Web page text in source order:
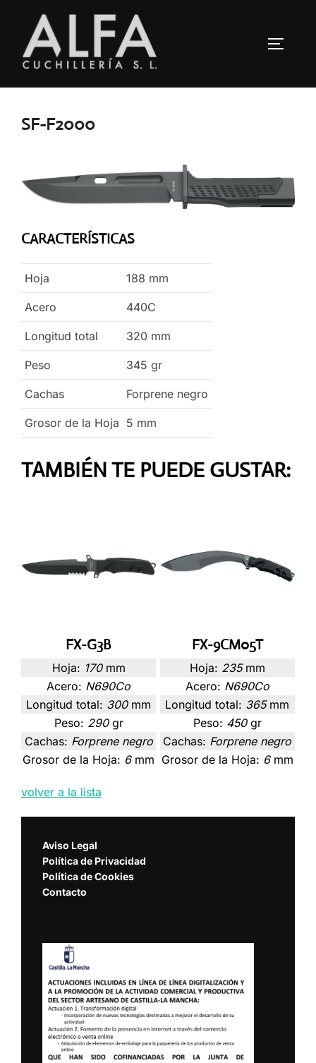
contenido
SF-F2000
CARACTERÍSTICAS
Hoja 188 mm
Acero 440C
Longitud total 320 mm
Peso 345 gr
Cachas Forprene negro
Grosor de la Hoja 5 mm
TAMBIÉN TE PUEDE GUSTAR:
FX-G3B
Hoja: 170 mm
Acero: N690Co
Longitud total: 300 mm
Peso: 290 gr
Cachas: Forprene negro
Grosor de la Hoja: 6 mm
FX-9CM05T
Hoja: 235 mm
Acero: N690Co
Longitud total: 365 mm
Peso: 450 gr
Cachas: Forprene negro
Grosor de la Hoja: 6 mm
volver a la lista
Aviso Legal
Política de Privacidad
Política de Cookies
Contacto